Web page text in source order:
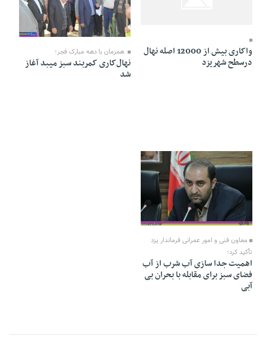
واکاری بیش از 12000 اصله نهال
درسطح شهریزد
18 Bahman 1394 - 17:43
همزمان با دهه مبارک فجر؛
نهال‌کاری کمربند سبز میبد آغاز
شد
05 Bahman 1394 - 18:20
معاون فنی و امور عمرانی فرماندار یزد
تأکید کرد؛
اهمیت جدا سازی آب شرب از آب
فضای سبز برای مقابله با بحران بی
آبی